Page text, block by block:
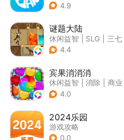
4.9
谜题大陆
休闲益智 SLG
三七
| 策略
4.4
宾果消消消
休闲益智 消除
商业
| 宾果消消消
4.0
2024乐园
游戏攻略
0.0